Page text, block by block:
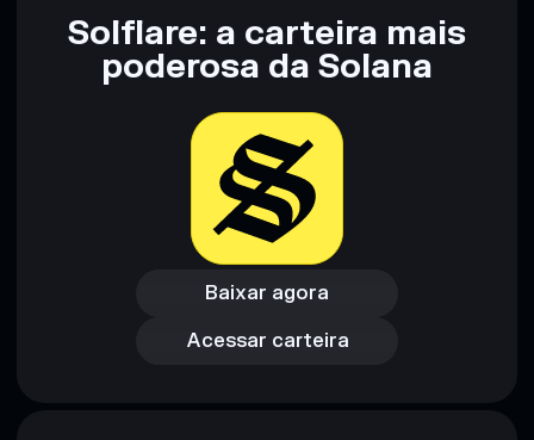
Solflare: a carteira mais
poderosa da Solana
Baixar agora
Baixar agora
Acessar carteira
Acessar carteira